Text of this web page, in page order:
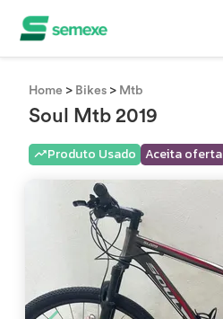
Home > Bikes > Mtb
Soul Mtb 2019
Produto Usado Aceita oferta